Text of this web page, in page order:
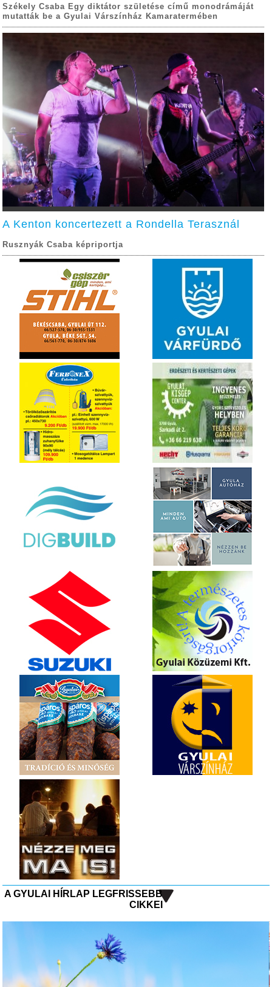
Székely Csaba Egy diktátor születése című monodrámáját
mutatták be a Gyulai Várszínház Kamaratermében
A Kenton koncertezett a Rondella Terasznál
Rusznyák Csaba képriportja
A GYULAI HÍRLAP LEGFRISSEBB
CIKKEI